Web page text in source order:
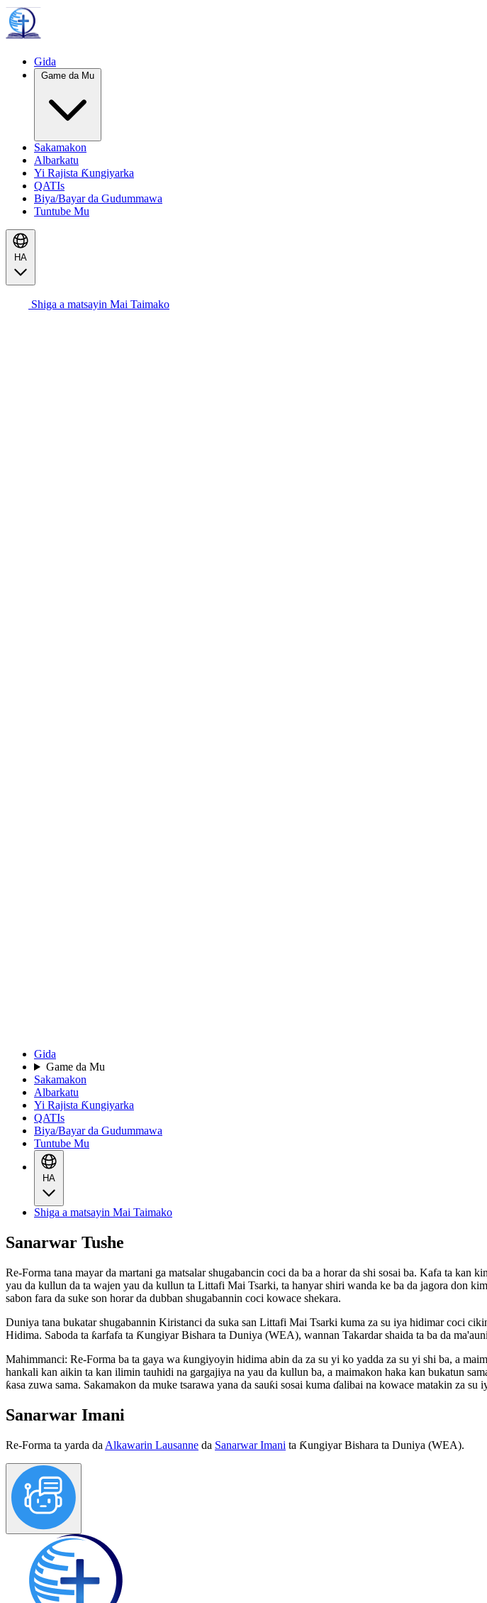
Gida
Game da Mu
Sakamakon
Albarkatu
Yi Rajista Ƙungiyarka
QATIs
Biya/Bayar da Gudummawa
Tuntube Mu
HA
Shiga a matsayin Mai Taimako
Gida
Game da Mu
Sakamakon
Albarkatu
Yi Rajista Ƙungiyarka
QATIs
Biya/Bayar da Gudummawa
Tuntube Mu
HA
Shiga a matsayin Mai Taimako
Sanarwar Tushe
Re-Forma tana mayar da martani ga matsalar shugabancin coci da ba a horar da shi sosai ba. Kafa ta kan
yau da kullun da ta wajen yau da kullun ta Littafi Mai Tsarki, ta hanyar shiri wanda ke ba da jagora don
sabon fara da suke son horar da dubban shugabannin coci kowace shekara.
Duniya tana bukatar shugabannin Kiristanci da suka san Littafi Mai Tsarki kuma za su iya hidimar coci
Hidima. Saboda ta ƙarfafa ta Ƙungiyar Bishara ta Duniya (WEA), wannan Takardar shaida ta ba da
Mahimmanci: Re-Forma ba ta gaya wa ƙungiyoyin hidima abin da za su yi ko yadda za su yi shi ba, a
hankali kan aikin ta kan ilimin tauhidi na gargajiya na yau da kullun ba, a maimakon haka kan bukatun
ƙasa zuwa sama. Sakamakon da muke tsarawa yana da sauƙi sosai kuma ɗalibai na kowace matakin za
Sanarwar Imani
Re-Forma ta yarda da Alkawarin Lausanne da Sanarwar Imani ta Ƙungiyar Bishara ta Duniya (WEA).